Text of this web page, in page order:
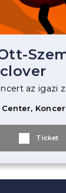
az igazi
Ticket